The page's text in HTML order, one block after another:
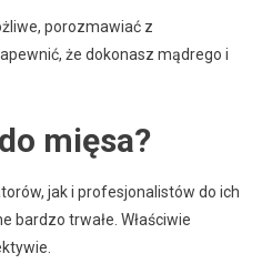
porozmawiać z
że dokonasz mądrego i
mięsa?
jak i profesjonalistów do ich
bardzo trwałe. Właściwie